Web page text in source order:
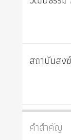
สถาบันสง
คำสำคัญ